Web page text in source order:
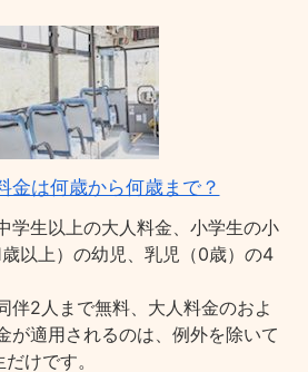
金は何歳から何歳まで？
学生以上の大人料金、小学生の小
以上）の幼児、乳児（0歳）の4
伴2人まで無料、大人料金のおよ
が適用されるのは、例外を除いて
けです。